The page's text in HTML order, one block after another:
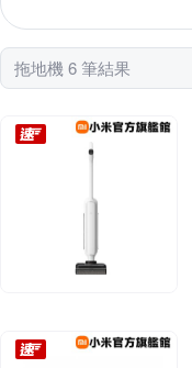
拖地機 6 筆結果